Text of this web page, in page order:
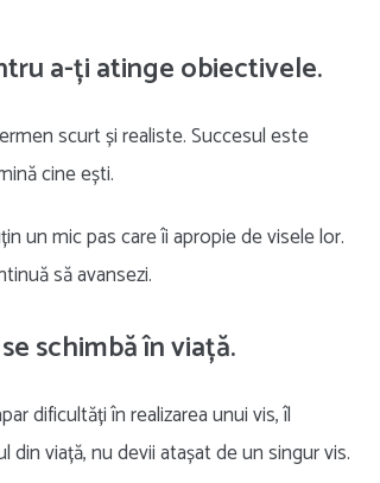
a-ți atinge obiectivele.
scurt și realiste. Succesul este
cine ești.
un mic pas care îi apropie de visele lor.
să avansezi.
schimbă în viață.
dificultăți în realizarea unui vis, îl
din viață, nu devii atașat de un singur vis.